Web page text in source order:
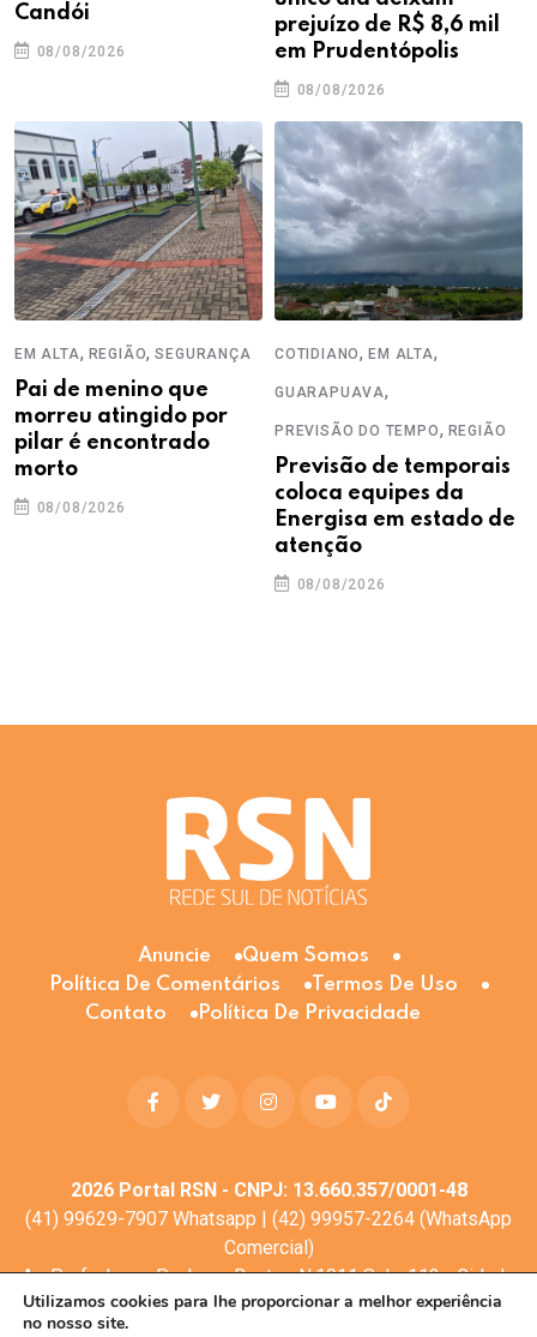
Candói
08/08/2026
prejuízo de R$ 8,6 mil
em Prudentópolis
08/08/2026
EM ALTA, REGIÃO,SEGURANÇA
Pai de menino que
morreu atingido por
pilar é encontrado
morto
08/08/2026
COTIDIANO,EM ALTA,
GUARAPUAVA,
PREVISÃO DO TEMPO, REGIÃO
Previsão de temporais
coloca equipes da
Energisa em estado de
atenção
08/08/2026
Anuncie
Quem Somos
Política De Comentários
Termos De Uso
Contato
Política De Privacidade
2026Portal RSN - CNPJ: 13.660.357/0001-48
(41) 99629-7907 Whatsapp | (42) 99957-2264 (WhatsApp
Comercial)
Av. Profa. Laura Pacheco Bastos N:1011 Sala: 112 - Cidade
dos Lagos, Guarapuava - PR, 85053-525
Utilizamos cookies para lhe proporcionar a melhor experiência
no nosso site.